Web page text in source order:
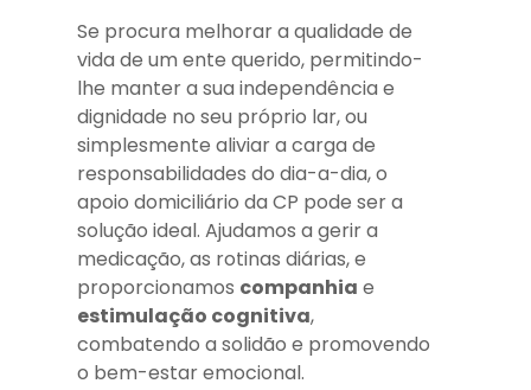
Se procura melhorar a qualidade de
vida de um ente querido, permitindo-
lhe manter a sua independência e
dignidade no seu próprio lar, ou
simplesmente aliviar a carga de
responsabilidades do dia-a-dia, o
apoio domiciliário da CP pode ser a
solução ideal. Ajudamos a gerir a
medicação, as rotinas diárias, e
proporcionamos companhia e
estimulação cognitiva,
combatendo a solidão e promovendo
o bem-estar emocional.